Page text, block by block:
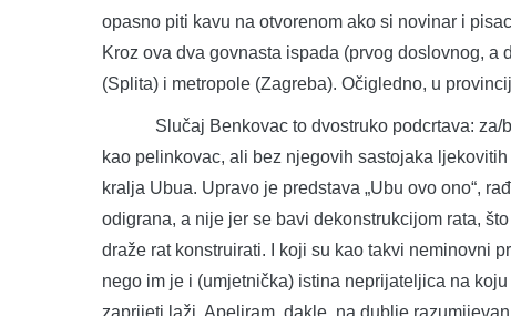
opasno piti kavu na otvorenom ako si novinar i
Kroz ova dva govnasta ispada (prvog doslovnog,
(Splita) i metropole (Zagreba). Očigledno, u
Slučaj Benkovac to dvostruko podcrtava: za/
kao pelinkovac, ali bez njegovih sastojaka
kralja Ubua. Upravo je predstava „Ubu ovo ono“,
odigrana, a nije jer se bavi dekonstrukcijom rata,
draže rat konstruirati. I koji su kao takvi neminovni
nego im je i (umjetnička) istina neprijateljica na
zaprijeti laži. Apeliram, dakle, na dublje